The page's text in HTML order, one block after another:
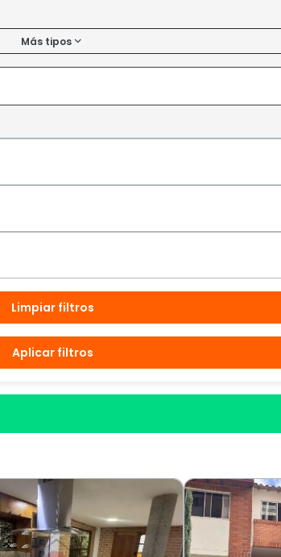
Más tipos
Limpiar filtros
Aplicar filtros